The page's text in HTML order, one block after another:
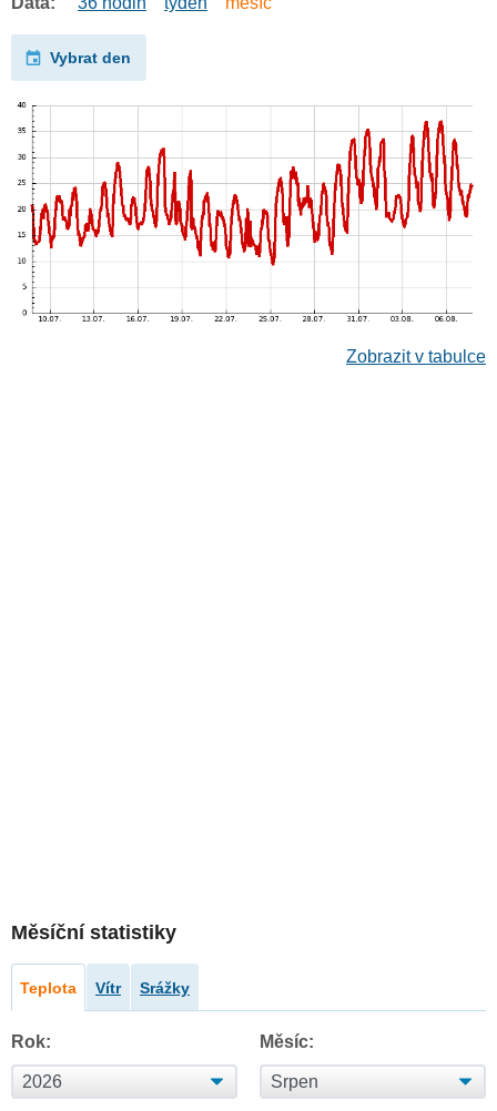
Vybrat den
Zobrazit v tabulce
Měsíční statistiky
Teplota Vítr Srážky
Rok: Měsíc: